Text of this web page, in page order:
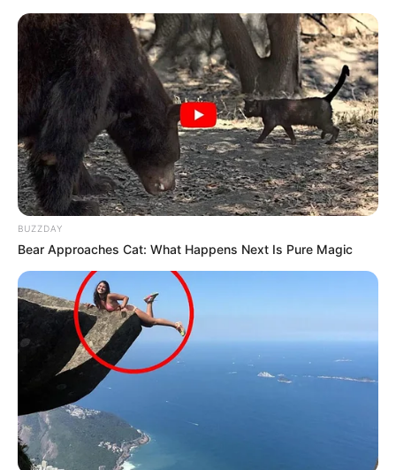
BUZZDAY
Bear Approaches Cat: What Happens Next Is Pure Magic